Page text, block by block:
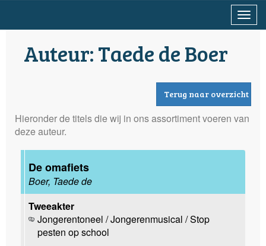
Auteur: Taede de Boer
Terug naar overzicht
Hieronder de titels die wij in ons assortiment voeren van
deze auteur.
De omafiets
Boer, Taede de
Tweeakter
Jongerentoneel / Jongerenmusical / Stop
pesten op school